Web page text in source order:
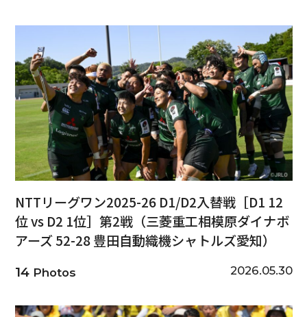
NTTリーグワン2025-26 D1/D2入替戦［D1 12
位 vs D2 1位］第2戦（三菱重工相模原ダイナボ
アーズ 52-28 豊田自動織機シャトルズ愛知）
14Photos 2026.05.30